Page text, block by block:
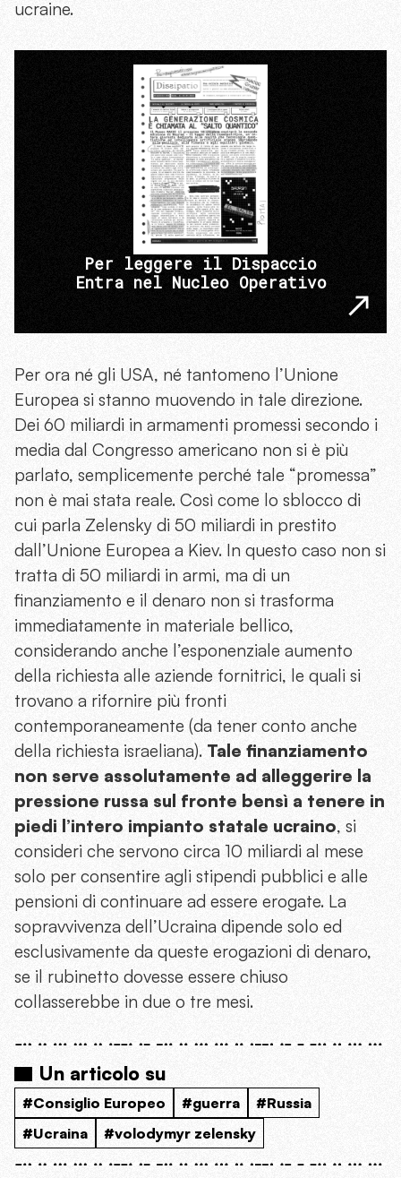
ucraine.
Per leggere il Dispaccio
Entra nel Nucleo Operativo
Per ora né gli USA, né tantomeno l’Unione
Europea si stanno muovendo in tale direzione.
Dei 60 miliardi in armamenti promessi secondo i
media dal Congresso americano non si è più
parlato, semplicemente perché tale “promessa”
non è mai stata reale. Così come lo sblocco di
cui parla Zelensky di 50 miliardi in prestito
dall’Unione Europea a Kiev. In questo caso non si
tratta di 50 miliardi in armi, ma di un
finanziamento e il denaro non si trasforma
immediatamente in materiale bellico,
considerando anche l’esponenziale aumento
della richiesta alle aziende fornitrici, le quali si
trovano a rifornire più fronti
contemporaneamente (da tener conto anche
della richiesta israeliana). Tale finanziamento
non serve assolutamente ad alleggerire la
pressione russa sul fronte bensì a tenere in
piedi l’intero impianto statale ucraino, si
consideri che servono circa 10 miliardi al mese
solo per consentire agli stipendi pubblici e alle
pensioni di continuare ad essere erogate. La
sopravvivenza dell’Ucraina dipende solo ed
esclusivamente da queste erogazioni di denaro,
se il rubinetto dovesse essere chiuso
collasserebbe in due o tre mesi.
Un articolo su
#Consiglio Europeo #guerra
#Russia
#Ucraina
#volodymyr zelensky